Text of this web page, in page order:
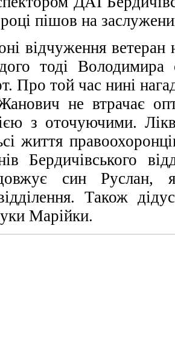
пішов на
відчуження
тоді
Про той час нині
не втрачає
з оточуючими.
життя
Бердичівського
син Руслан,
Також
Марійки.